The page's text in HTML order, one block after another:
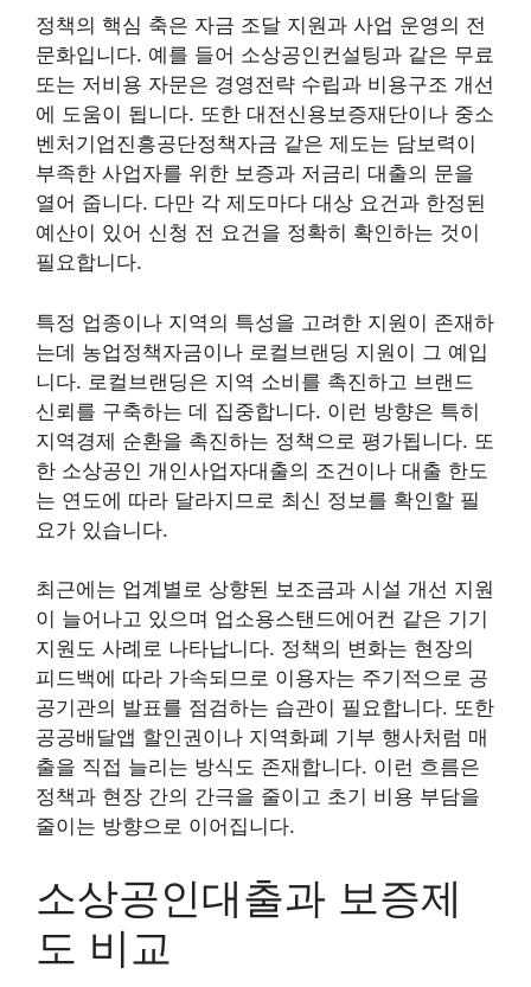
정책의 핵심 축은 자금 조달 지원과 사업 운영의 전
문화입니다. 예를 들어 소상공인컨설팅과 같은 무료
또는 저비용 자문은 경영전략 수립과 비용구조 개선
에 도움이 됩니다. 또한 대전신용보증재단이나 중소
벤처기업진흥공단정책자금 같은 제도는 담보력이
부족한 사업자를 위한 보증과 저금리 대출의 문을
열어 줍니다. 다만 각 제도마다 대상 요건과 한정된
예산이 있어 신청 전 요건을 정확히 확인하는 것이
필요합니다.
특정 업종이나 지역의 특성을 고려한 지원이 존재하
는데 농업정책자금이나 로컬브랜딩 지원이 그 예입
니다. 로컬브랜딩은 지역 소비를 촉진하고 브랜드
신뢰를 구축하는 데 집중합니다. 이런 방향은 특히
지역경제 순환을 촉진하는 정책으로 평가됩니다. 또
한 소상공인 개인사업자대출의 조건이나 대출 한도
는 연도에 따라 달라지므로 최신 정보를 확인할 필
요가 있습니다.
최근에는 업계별로 상향된 보조금과 시설 개선 지원
이 늘어나고 있으며 업소용스탠드에어컨 같은 기기
지원도 사례로 나타납니다. 정책의 변화는 현장의
피드백에 따라 가속되므로 이용자는 주기적으로 공
공기관의 발표를 점검하는 습관이 필요합니다. 또한
공공배달앱 할인권이나 지역화폐 기부 행사처럼 매
출을 직접 늘리는 방식도 존재합니다. 이런 흐름은
정책과 현장 간의 간극을 줄이고 초기 비용 부담을
줄이는 방향으로 이어집니다.
소상공인대출과 보증제
도 비교